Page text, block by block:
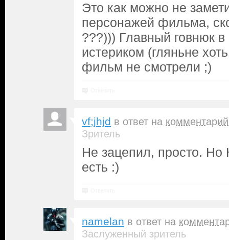
Это как можно не
персонажей фильма,
???))) Главный говнюк
истериком (гляньне
фильм не смотрели ;)
vf;jhjd в ответ на комментарий
Зритель
Не зацепил, просто. Но
есть :)
namelan в ответ на
Заслуженный зритель